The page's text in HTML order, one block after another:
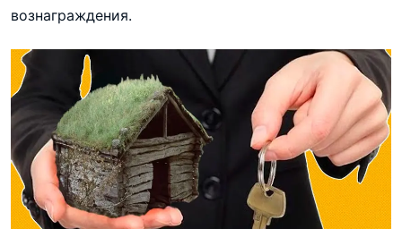
вознаграждения.